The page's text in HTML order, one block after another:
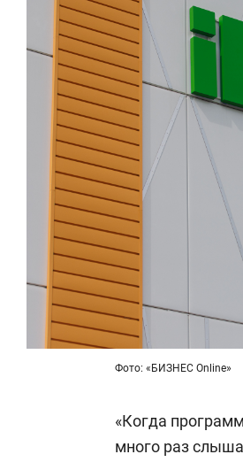
Фото: «БИЗНЕС Online»
«Когда
много раз